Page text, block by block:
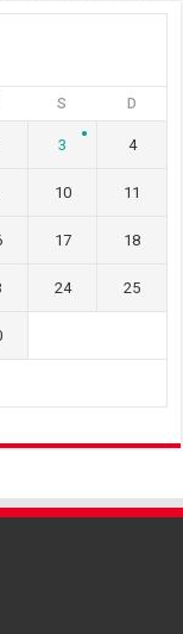
S D
3 4
10 11
17 18
24 25